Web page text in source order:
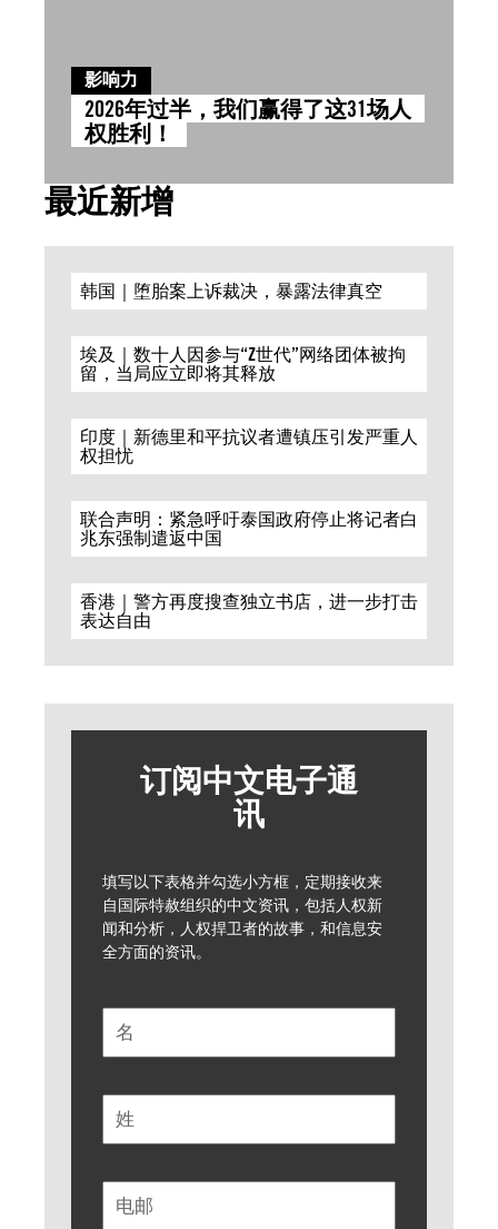
影响力
2026年过半，我们赢得了这31场人
权胜利！
最近新增
韩国｜堕胎案上诉裁决，暴露法律真空
埃及｜数十人因参与“Z世代”网络团体被拘
留，当局应立即将其释放
印度｜新德里和平抗议者遭镇压引发严重人
权担忧
联合声明：紧急呼吁泰国政府停止将记者白
兆东强制遣返中国
香港｜警方再度搜查独立书店，进一步打击
表达自由